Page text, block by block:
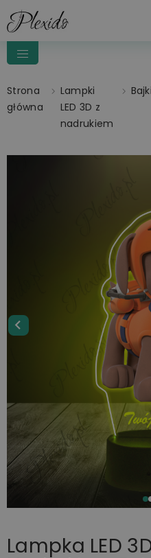
Strona
główna
Lampki
LED 3D z
nadrukiem
Bajki
Lampka LED